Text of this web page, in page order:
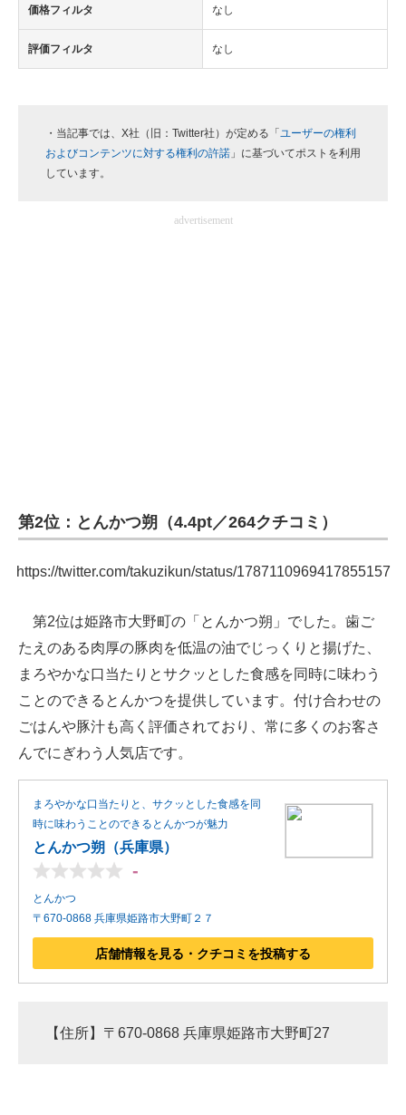
価格フィルタ なし
評価フィルタ なし
・当記事では、X社（旧：Twitter社）が定める「 ユーザーの権利
およびコンテンツに対する権利の許諾 」に基づいてポストを利用
しています。
advertisement
第2位：とんかつ朔（4.4pt／264クチコミ）
https://twitter.com/takuzikun/status/1787110969417855157
第2位は姫路市大野町の「とんかつ朔」でした。歯ご
たえのある肉厚の豚肉を低温の油でじっくりと揚げた、
まろやかな口当たりとサクッとした食感を同時に味わう
ことのできるとんかつを提供しています。付け合わせの
ごはんや豚汁も高く評価されており、常に多くのお客さ
んでにぎわう人気店です。
まろやかな口当たりと、サクッとした食感を同
時に味わうことのできるとんかつが魅力
とんかつ朔（兵庫県）
-
とんかつ
〒670-0868 兵庫県姫路市大野町２７
店舗情報を見る・クチコミを投稿する
【住所】〒670-0868 兵庫県姫路市大野町27